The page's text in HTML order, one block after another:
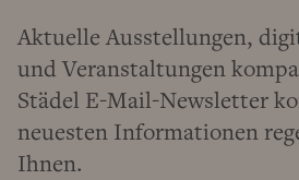
Aktuelle Ausstellungen,
und Veranstaltungen
Städel E-Mail-Newsletter
neuesten Informationen
Ihnen.